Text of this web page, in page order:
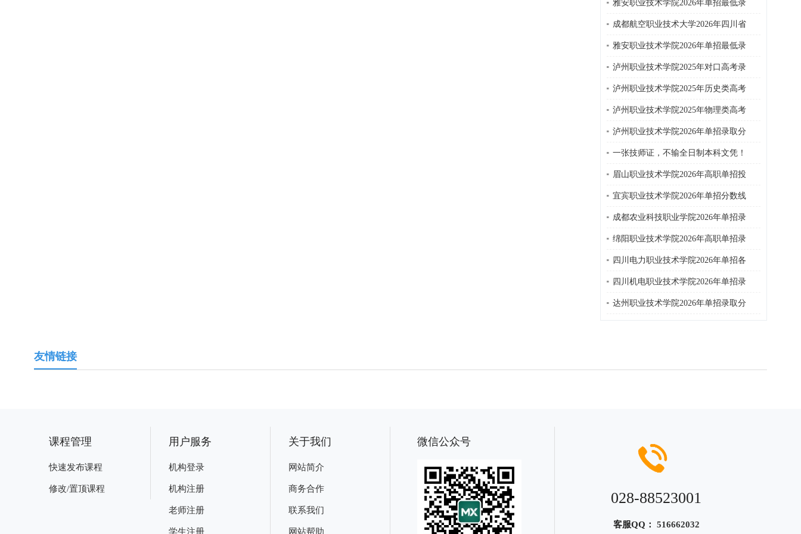
雅安职业技术学院2026年单招最低录
成都航空职业技术大学2026年四川省
雅安职业技术学院2026年单招最低录
泸州职业技术学院2025年对口高考录
泸州职业技术学院2025年历史类高考
泸州职业技术学院2025年物理类高考
泸州职业技术学院2026年单招录取分
一张技师证，不输全日制本科文凭！
眉山职业技术学院2026年高职单招投
宜宾职业技术学院2026年单招分数线
成都农业科技职业学院2026年单招录
绵阳职业技术学院2026年高职单招录
四川电力职业技术学院2026年单招各
四川机电职业技术学院2026年单招录
达州职业技术学院2026年单招录取分
友情链接
课程管理
快速发布课程
修改/置顶课程
用户服务
机构登录
机构注册
老师注册
学生注册
关于我们
网站简介
商务合作
联系我们
网站帮助
微信公众号
028-88523001
客服QQ： 516662032